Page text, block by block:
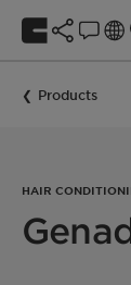
Products
HAIR